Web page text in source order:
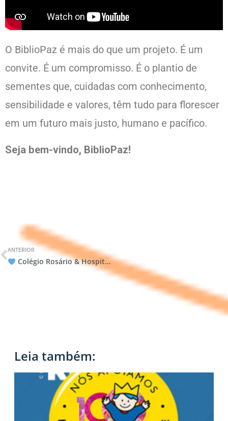
O BiblioPaz é mais do que um projeto. É um
convite. É um compromisso. É o plantio de
sementes que, cuidadas com conhecimento,
sensibilidade e valores, têm tudo para florescer
em um futuro mais justo, humano e pacífico.
Seja bem-vindo, BiblioPaz!
ANTERIOR
Colégio Rosário & Hospital Pequeno Príncipe: 16 anos de uma parceria que inspira, transforma e salva vidas.
Leia também: